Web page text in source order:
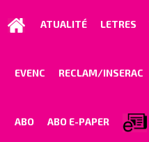
ATUALITÉ LETRES
EVENC RECLAM/INSERAC
ABO ABO E-PAPER